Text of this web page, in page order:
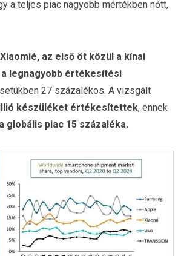
a teljes piac nagyobb mértékben nőtt,
az első öt közül a kínai
legnagyobb értékesítési
27 százalékos. A vizsgált
készüléket értékesítettek, ennek
globális piac 15 százaléka.